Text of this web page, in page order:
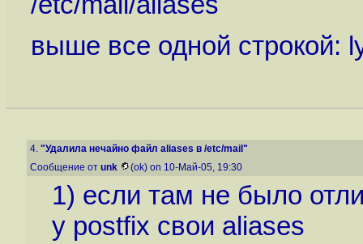
выше все одной строкой:
4. "Удалила нечайно файл aliases в /etc/mail"
Сообщение от unk (ok) on 10-Май-05, 19:30
1) если там не было
у postfix свои aliases